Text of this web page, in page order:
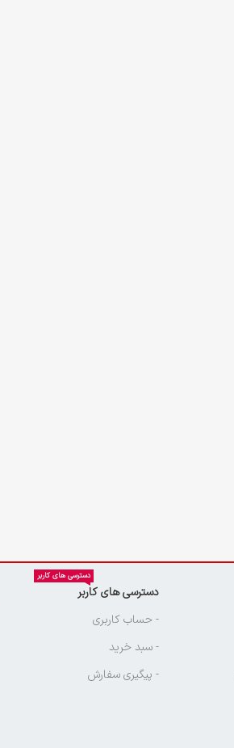
دسترسی های کاربر
دسترسی های کاربر
- حساب کاربری
- سبد خرید
- پیگیری سفارش